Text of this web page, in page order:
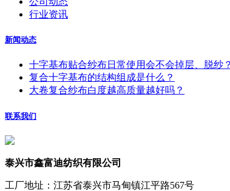
行业资讯
新闻动态
十字基布贴合纱布日常使用会不会掉层、脱纱？
复合十字基布的结构组成是什么？
大卷复合纱布白度越高质量越好吗？
联系我们
泰兴市鑫富迪纺织有限公司
工厂地址：江苏省泰兴市马甸镇江平路567号